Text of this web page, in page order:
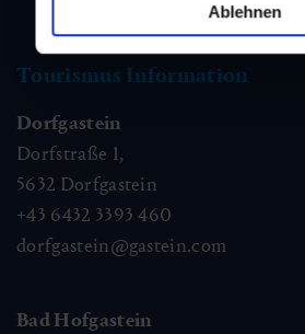
Ablehnen
Tourismus Information
Dorfgastein
Dorfstraße 1,
5632 Dorfgastein
+43 6432 3393 460
dorfgastein@gastein.com
Bad Hofgastein